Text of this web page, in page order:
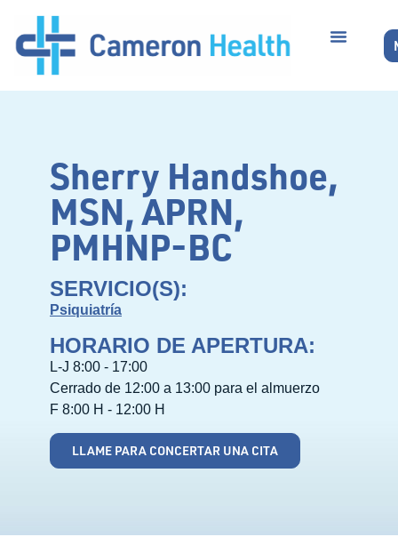
Sherry Handshoe,
MSN, APRN,
PMHNP-BC
SERVICIO(S):
Psiquiatría
HORARIO DE APERTURA:
L-J 8:00 - 17:00
Cerrado de 12:00 a 13:00 para el almuerzo
F 8:00 H - 12:00 H
LLAME PARA CONCERTAR UNA CITA